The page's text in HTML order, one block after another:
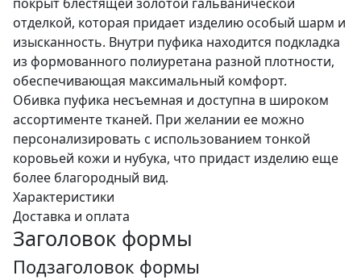
покрыт блестящей золотой гальванической
отделкой, которая придает изделию особый шарм и
изысканность. Внутри пуфика находится подкладка
из формованного полиуретана разной плотности,
обеспечивающая максимальный комфорт.
Обивка пуфика несъемная и доступна в широком
ассортименте тканей. При желании ее можно
персонализировать с использованием тонкой
коровьей кожи и нубука, что придаст изделию еще
более благородный вид.
Характеристики
Доставка и оплата
Заголовок формы
Подзаголовок формы